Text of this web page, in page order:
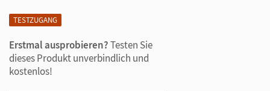
TESTZUGANG
Erstmal ausprobieren?Testen Sie
dieses Produkt unverbindlich und
kostenlos!